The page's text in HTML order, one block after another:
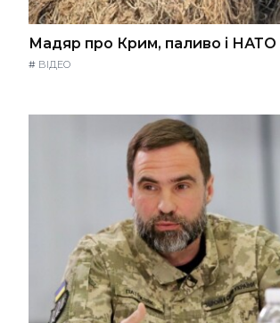
Мадяр про Крим, паливо і НАТО
# ВІДЕО